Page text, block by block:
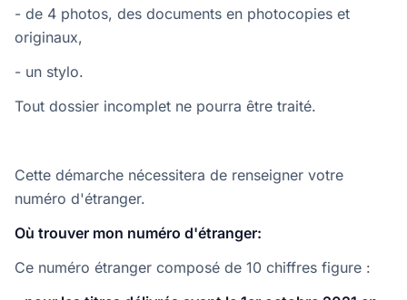
- de 4 photos, des documents en photocopies et
originaux,
- un stylo.
Tout dossier incomplet ne pourra être traité.
Cette démarche nécessitera de renseigner votre
numéro d'étranger.
Où trouver mon numéro d'étranger:
Ce numéro étranger composé de 10 chiffres figure :